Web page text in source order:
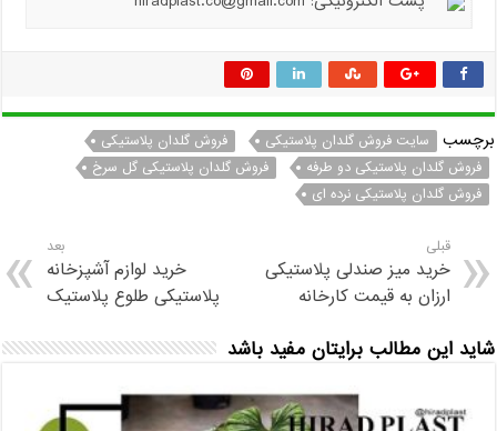
برچسب سایت فروش گلدان پلاستیکی
فروش گلدان پلاستیکی
فروش گلدان پلاستیکی دو طرفه
فروش گلدان پلاستیکی گل سرخ
فروش گلدان پلاستیکی نرده ای
قبلی
خرید میز صندلی پلاستیکی
ارزان به قیمت کارخانه
بعد
خرید لوازم آشپزخانه
پلاستیکی طلوع پلاستیک
شاید این مطالب برایتان مفید باشد